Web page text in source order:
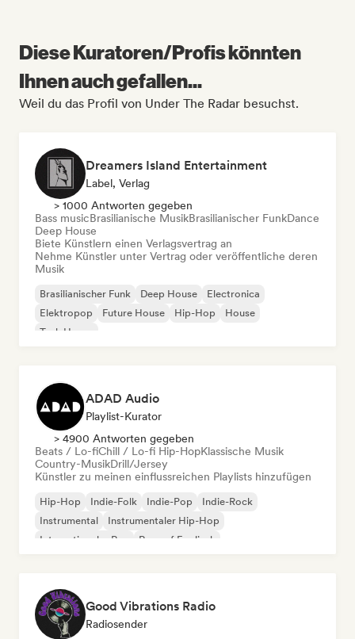
Diese Kuratoren/Profis könnten
Ihnen auch gefallen...
Weil du das Profil von Under The Radar besuchst.
Dreamers Island Entertainment
Label, Verlag
> 1000 Antworten gegeben
Bass musicBrasilianische MusikBrasilianischer FunkDance
Deep House
Biete Künstlern einen Verlagsvertrag an
Nehme Künstler unter Vertrag oder veröffentliche deren
Musik
Brasilianischer Funk Deep House
Electronica
Elektropop
Future House Hip-Hop
House
Tech House
ADAD Audio
Playlist-Kurator
> 4900 Antworten gegeben
Beats / Lo-fiChill / Lo-fi Hip-HopKlassische Musik
Country-MusikDrill/Jersey
Künstler zu meinen einflussreichen Playlists hinzufügen
Hip-Hop Indie-Folk Indie-Pop
Indie-Rock
Instrumental
Instrumentaler Hip-Hop
Internationaler Rap
Rap auf Englisch
Good Vibrations Radio
Radiosender